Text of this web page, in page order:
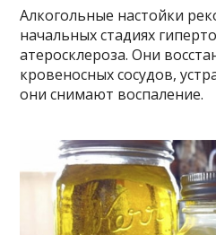
Алкогольные настойки
начальных стадиях
атеросклероза. Они
кровеносных сосудов,
они снимают воспаление.